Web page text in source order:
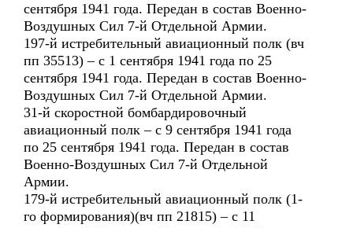
сентября 1941 года. Передан в состав Военно-
Воздушных Сил 7-й Отдельной Армии.
197-й истребительный авиационный полк (вч
пп 35513) – с 1 сентября 1941 года по 25
сентября 1941 года. Передан в состав Военно-
Воздушных Сил 7-й Отдельной Армии.
31-й скоростной бомбардировочный
авиационный полк – с 9 сентября 1941 года
по 25 сентября 1941 года. Передан в состав
Военно-Воздушных Сил 7-й Отдельной
Армии.
179-й истребительный авиационный полк (1-
го формирования)(вч пп 21815) – с 11